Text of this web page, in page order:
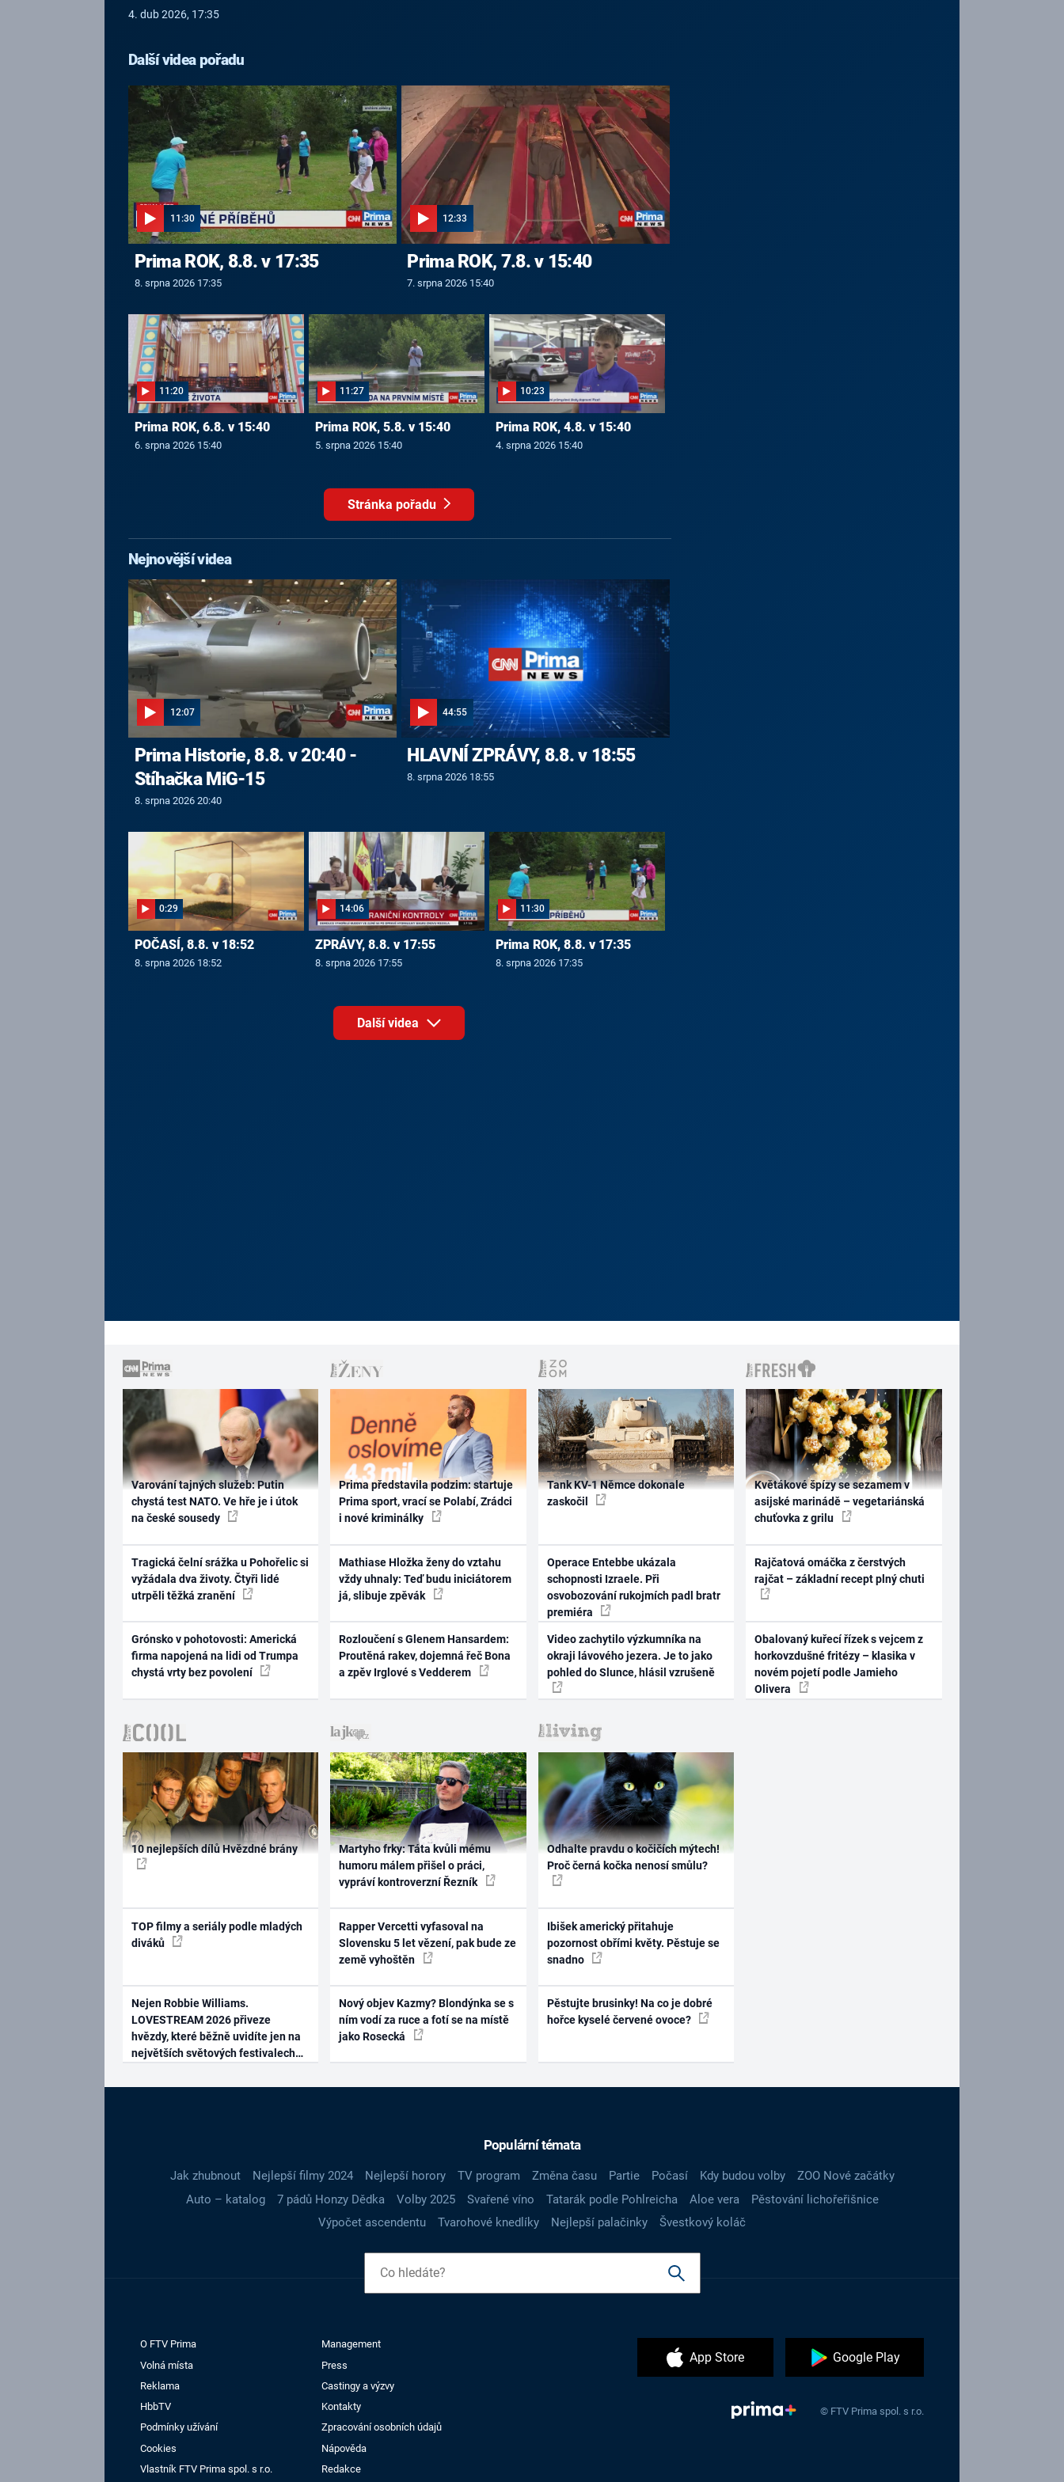
4. dub 2026, 17:35
Další videa pořadu
11:30
Prima ROK, 8.8. v 17:35
8. srpna 2026 17:35
12:33
Prima ROK, 7.8. v 15:40
7. srpna 2026 15:40
11:20
Prima ROK, 6.8. v 15:40
6. srpna 2026 15:40
11:27
Prima ROK, 5.8. v 15:40
5. srpna 2026 15:40
10:23
Prima ROK, 4.8. v 15:40
4. srpna 2026 15:40
Stránka pořadu
Nejnovější videa
12:07
Prima Historie, 8.8. v 20:40 -
Stíhačka MiG-15
8. srpna 2026 20:40
44:55
HLAVNÍ ZPRÁVY, 8.8. v 18:55
8. srpna 2026 18:55
0:29
POČASÍ, 8.8. v 18:52
8. srpna 2026 18:52
14:06
ZPRÁVY, 8.8. v 17:55
8. srpna 2026 17:55
11:30
Prima ROK, 8.8. v 17:35
8. srpna 2026 17:35
Další videa
Varování tajných služeb: Putin
chystá test NATO. Ve hře je i útok
na české sousedy
Tragická čelní srážka u Pohořelic si
vyžádala dva životy. Čtyři lidé
utrpěli těžká zranění
Grónsko v pohotovosti: Americká
firma napojená na lidi od Trumpa
chystá vrty bez povolení
Prima představila podzim: startuje
Prima sport, vrací se Polabí, Zrádci
i nové kriminálky
Mathiase Hložka ženy do vztahu
vždy uhnaly: Teď budu iniciátorem
já, slibuje zpěvák
Rozloučení s Glenem Hansardem:
Proutěná rakev, dojemná řeč Bona
a zpěv Irglové s Vedderem
Tank KV-1 Němce dokonale
zaskočil
Operace Entebbe ukázala
schopnosti Izraele. Při
osvobozování rukojmích padl bratr
premiéra
Video zachytilo výzkumníka na
okraji lávového jezera. Je to jako
pohled do Slunce, hlásil vzrušeně
Květákové špízy se sezamem v
asijské marinádě – vegetariánská
chuťovka z grilu
Rajčatová omáčka z čerstvých
rajčat – základní recept plný chuti
Obalovaný kuřecí řízek s vejcem z
horkovzdušné fritézy – klasika v
novém pojetí podle Jamieho
Olivera
10 nejlepších dílů Hvězdné brány
TOP filmy a seriály podle mladých
diváků
Nejen Robbie Williams.
LOVESTREAM 2026 přiveze
hvězdy, které běžně uvidíte jen na
největších světových festivalech
Martyho frky: Táta kvůli mému
humoru málem přišel o práci,
vypráví kontroverzní Řezník
Rapper Vercetti vyfasoval na
Slovensku 5 let vězení, pak bude ze
země vyhoštěn
Nový objev Kazmy? Blondýnka se s
ním vodí za ruce a fotí se na místě
jako Rosecká
Odhalte pravdu o kočičích mýtech!
Proč černá kočka nenosí smůlu?
Ibišek americký přitahuje
pozornost obřími květy. Pěstuje se
snadno
Pěstujte brusinky! Na co je dobré
hořce kyselé červené ovoce?
Populární témata
Jak zhubnout Nejlepší filmy 2024 Nejlepší horory TV program Změna času Partie Počasí Kdy budou volby
ZOO Nové začátky
Auto – katalog
7 pádů Honzy Dědka Volby 2025 Svařené víno Tatarák podle Pohlreicha Aloe vera
Pěstování lichořeřišnice
Výpočet ascendentu
Tvarohové knedlíky Nejlepší palačinky Švestkový koláč
O FTV Prima
Management
Volná místa
Press
Reklama
Castingy a výzvy
HbbTV
Kontakty
Podmínky užívání
Zpracování osobních údajů
Cookies
Nápověda
Vlastník FTV Prima spol. s r.o.
Redakce
App Store Google Play
© FTV Prima spol. s r.o.